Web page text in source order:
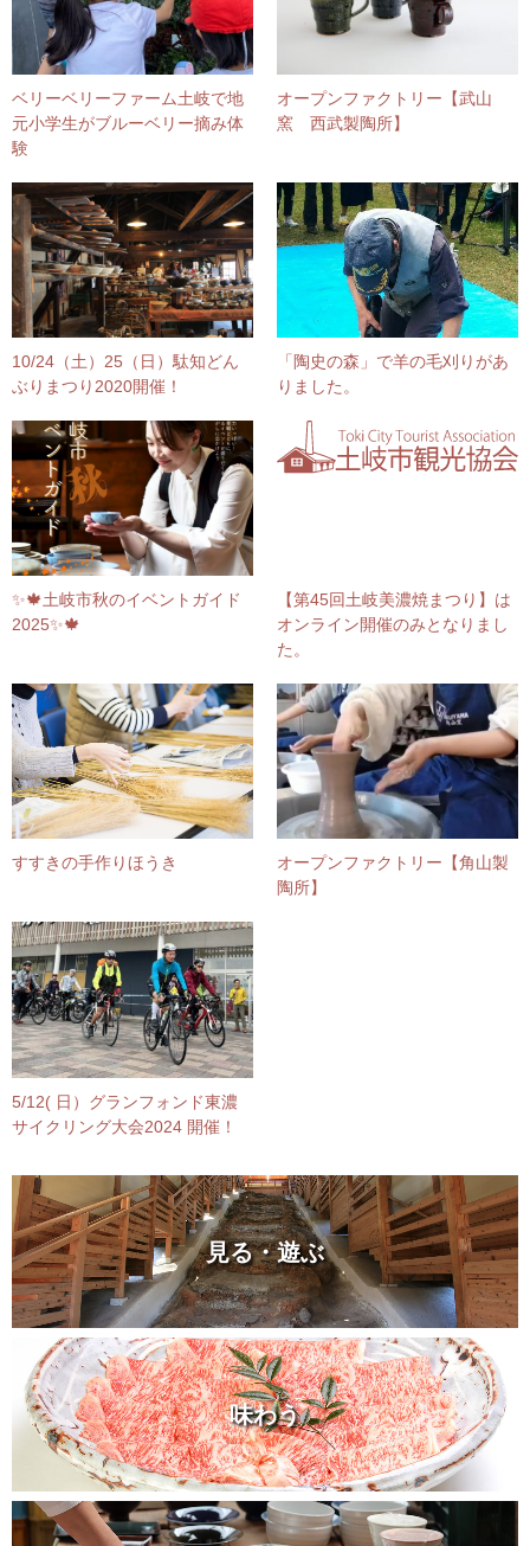
ベリーベリーファーム土岐で地
元小学生がブルーベリー摘み体
験
オープンファクトリー【武山
窯 西武製陶所】
10/24（土）25（日）駄知どん
ぶりまつり2020開催！
「陶史の森」で羊の毛刈りがあ
りました。
✨🍁土岐市秋のイベントガイド
2025✨🍁
【第45回土岐美濃焼まつり】は
オンライン開催のみとなりまし
た。
すすきの手作りほうき
オープンファクトリー【角山製
陶所】
5/12( 日）グランフォンド東濃
サイクリング大会2024 開催！
見る・遊ぶ
味わう